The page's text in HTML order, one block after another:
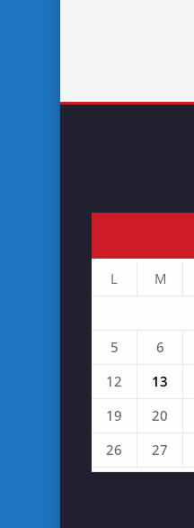
L M
5
6
12
13
19
20
26
27